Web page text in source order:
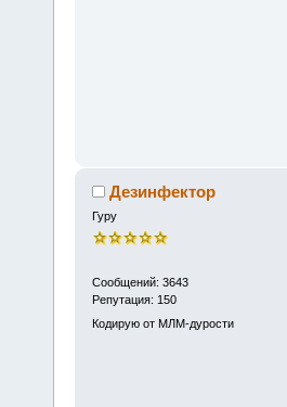
Дезинфектор
Гуру
Сообщений: 3643
Репутация: 150
Кодирую от МЛМ-дурости